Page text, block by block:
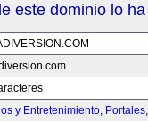
este dominio lo
y Entretenimiento, Portales